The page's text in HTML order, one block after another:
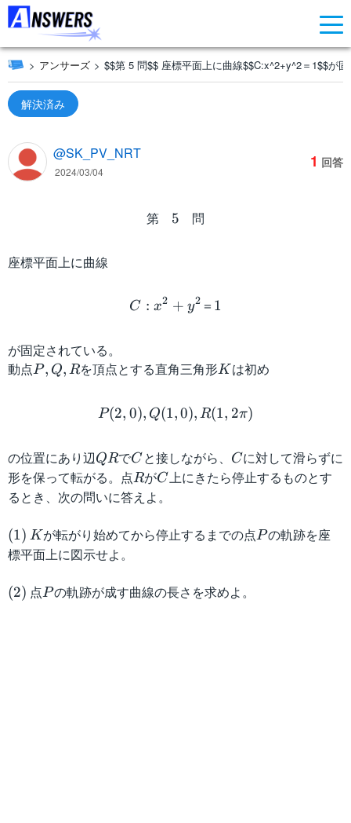
アンサーズ $$第 5 問$$ 座標平面上に曲線$$C:x^2+y^2＝1$$が
解決済み
@SK_PV_NRT
2024/03/04
1 回答
第 5 問
座標平面上に曲線
C:x^2+y^2＝1
C : x2 + y2 ＝ 1
が固定されている。
動点P
P, Q, Rを頂点とする直角三角形K
K は初め
P(2, 0), Q(1,0), R(1, 2π)
の位置にあり辺Q
R
QRでC
C と接しながら、 C
Cに対して滑らずに
形を保って転がる。点R
RがC
C上にきたら停止するものとす
るとき、次の問いに答えよ。
(
1
(1) K
Kが転がり始めてから停止するまでの点P
Pの軌跡を座
標平面上に図示せよ。
(
(2) 点P
Pの軌跡が成す曲線の長さを求めよ。